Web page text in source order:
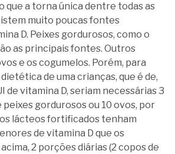
que a torna única dentre todas as
muito poucas fontes
D. Peixes gordurosos, como o
as principais fontes. Outros
e os cogumelos. Porém, para
de uma crianças, que é de,
de vitamina D, seriam necessárias 3
peixes gordurosos ou 10 ovos, por
lácteos fortificados tenham
de vitamina D que os
2 porções diárias (2 copos de